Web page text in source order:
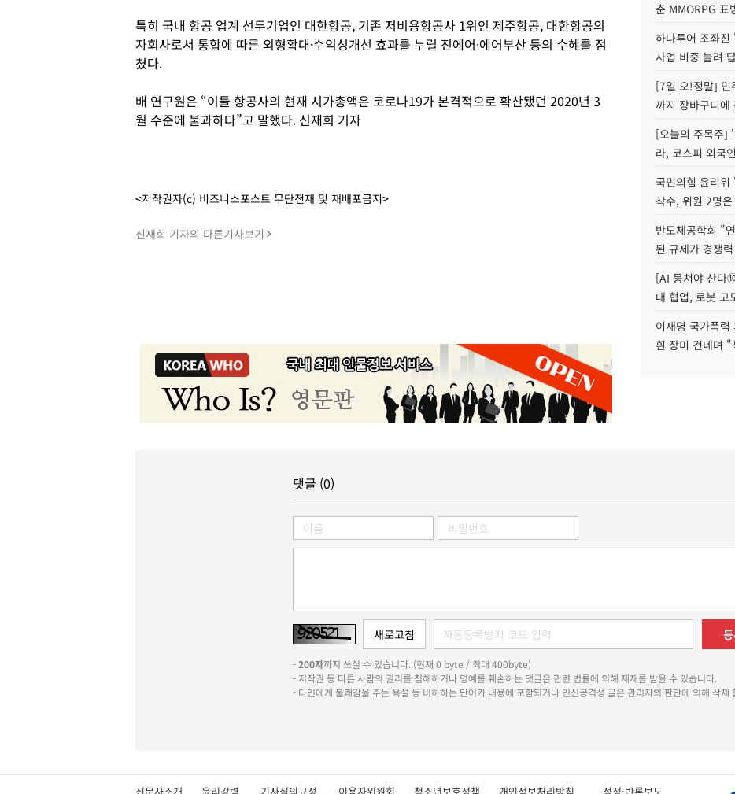
특히 국내 항공 업계 선두기업인 대한항공, 기존 저비용항공사 1위인 제주항공, 대한항공의
자회사로서 통합에 따른 외형확대·수익성개선 효과를 누릴 진에어·에어부산 등의 수혜를 점
쳤다.
배 연구원은 “이들 항공사의 현재 시가총액은 코로나19가 본격적으로 확산됐던 2020년 3
월 수준에 불과하다”고 말했다. 신재희 기자
<저작권자(c) 비즈니스포스트 무단전재 및 재배포금지>
신재희 기자의 다른기사보기
춘 MMORPG 표
하나투어 조좌
사업 비중 늘려
[7일 오!정말] 민
까지 장바구니에
[오늘의 주목주]
라, 코스피 외국
국민의힘 윤리위
착수, 위원 2명은
반도체공학회 "
된 규제가 경쟁
[AI 뭉쳐야 산다
대 협업, 로봇 고
이재명 국가폭
흰 장미 건네며 "
댓글 (0)
-200자까지 쓰실 수 있습니다. (현재 0 byte / 최대 400byte)
- 저작권 등 다른 사람의 권리를 침해하거나 명예를 훼손하는 댓글은 관련 법률에 의해 제재를 받을 수 있습니다.
- 타인에게 불쾌감을 주는 욕설 등 비하하는 단어가 내용에 포함되거나 인신공격성 글은 관리자의 판단에 의해 삭제